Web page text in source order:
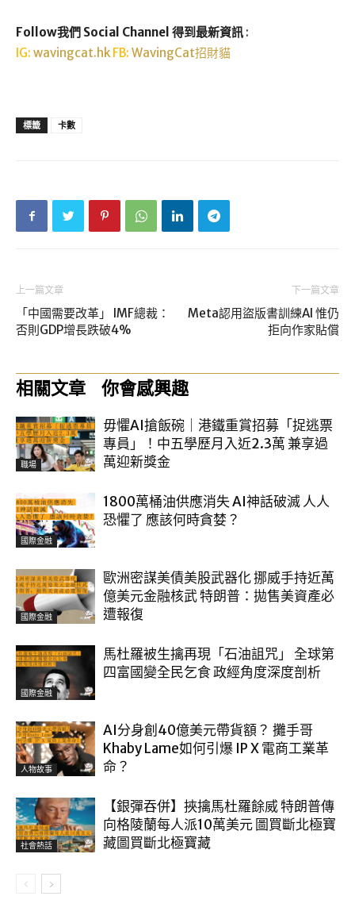
Follow我們 Social Channel 得到最新資訊 :
IG: wavingcat.hk FB: WavingCat招財貓
標籤 卡數
上一篇文章
「中國需要改革」 IMF總裁：
否則GDP增長跌破4%
下一篇文章
Meta認用盜版書訓練AI 惟仍
拒向作家貼償
相關文章 你會感興趣
職場
毋懼AI搶飯碗｜港鐵重賞招募「捉逃票
專員」！中五學歷月入近2.3萬 兼享過
萬迎新獎金
國際金融
1800萬桶油供應消失 AI神話破滅 人人
恐懼了 應該何時貪婪？
國際金融
歐洲密謀美債美股武器化 挪威手持近萬
億美元金融核武 特朗普：拋售美資產必
遭報復
國際金融
馬杜羅被生擒再現「石油詛咒」 全球第
四富國變全民乞食 政經角度深度剖析
人物故事
AI分身創40億美元帶貨額？ 攤手哥
Khaby Lame如何引爆 IP X 電商工業革
命？
社會熱話
【銀彈吞併】挾擒馬杜羅餘威 特朗普傳
向格陵蘭每人派10萬美元 圖買斷北極寶
藏圖買斷北極寶藏